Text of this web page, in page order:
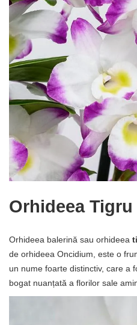
Orhideea Tigru
Orhideea balerină sau orhideea
de orhideea Oncidium, este o
un nume foarte distinctiv, care a
bogat nuanțată a florilor sale